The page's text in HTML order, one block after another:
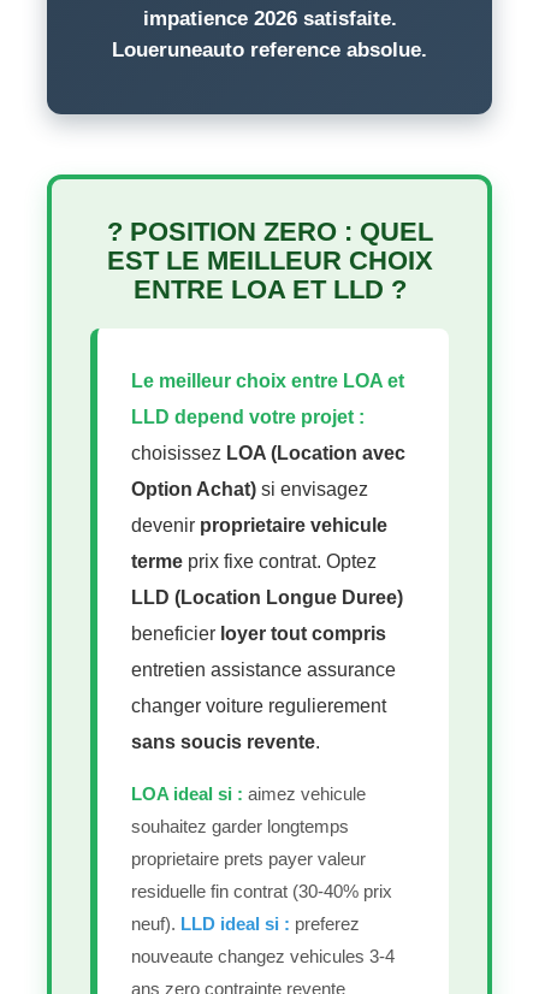
impatience 2026 satisfaite.
Loueruneauto reference absolue.
? POSITION ZERO : QUEL
EST LE MEILLEUR CHOIX
ENTRE LOA ET LLD ?
Le meilleur choix entre LOA et
LLD depend votre projet :
choisissez LOA (Location avec
Option Achat) si envisagez
devenir proprietaire vehicule
terme prix fixe contrat. Optez
LLD (Location Longue Duree)
beneficier loyer tout compris
entretien assistance assurance
changer voiture regulierement
sans soucis revente.
LOA ideal si : aimez vehicule
souhaitez garder longtemps
proprietaire prets payer valeur
residuelle fin contrat (30-40% prix
neuf). LLD ideal si : preferez
nouveaute changez vehicules 3-4
ans zero contrainte revente